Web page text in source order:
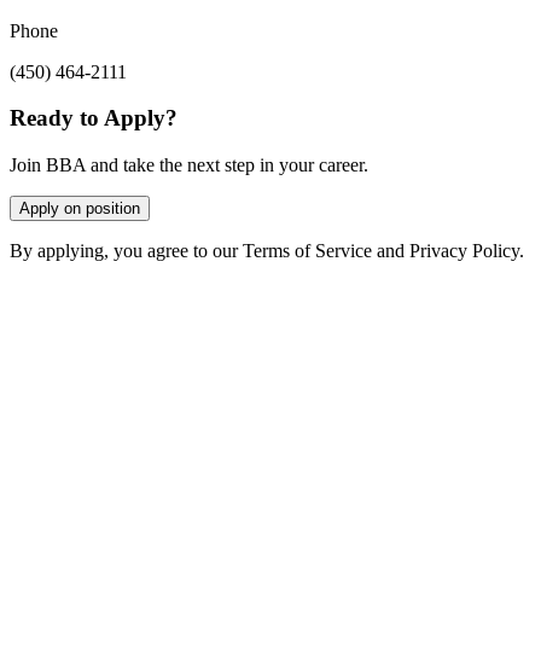
Phone
(450) 464-2111
Ready to Apply?
Join BBA and take the next step in your career.
Apply on position
By applying, you agree to our Terms of Service and Privacy Policy.